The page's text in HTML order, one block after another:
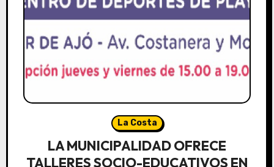
La Costa
LA MUNICIPALIDAD OFRECE
TALLERES SOCIO-EDUCATIVOS EN